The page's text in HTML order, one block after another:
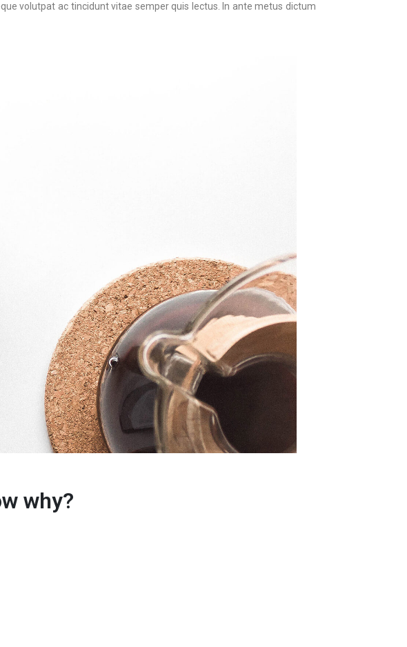
volutpat ac tincidunt vitae semper quis lectus. In ante metus dictum
why?